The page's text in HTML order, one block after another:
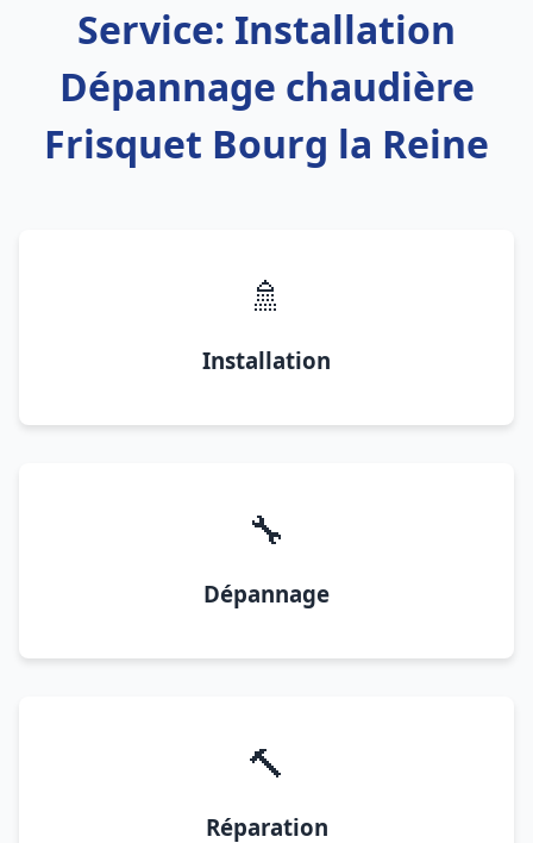
Service: Installation
Dépannage chaudière
Frisquet Bourg la Reine
🚿
Installation
🔧
Dépannage
🔨
Réparation